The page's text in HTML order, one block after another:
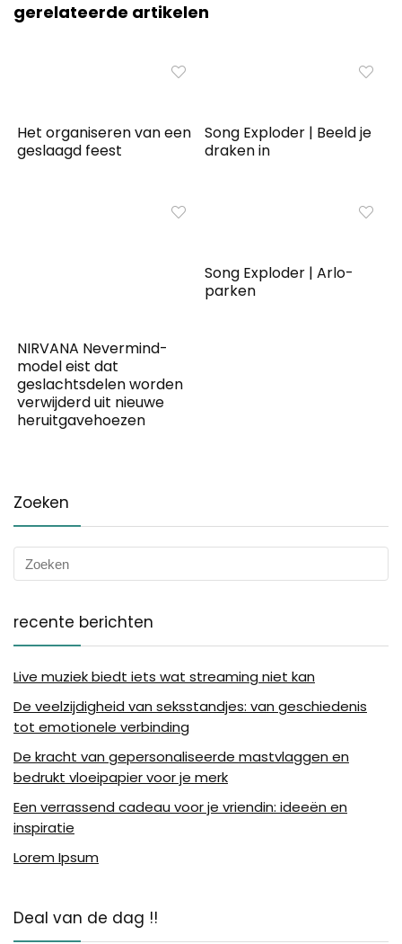
gerelateerde artikelen
Het organiseren van een
geslaagd feest
Song Exploder | Beeld je
draken in
NIRVANA Nevermind-
model eist dat
geslachtsdelen worden
verwijderd uit nieuwe
heruitgavehoezen
Song Exploder | Arlo-
parken
Zoeken
recente berichten
Live muziek biedt iets wat streaming niet kan
De veelzijdigheid van seksstandjes: van geschiedenis
tot emotionele verbinding
De kracht van gepersonaliseerde mastvlaggen en
bedrukt vloeipapier voor je merk
Een verrassend cadeau voor je vriendin: ideeën en
inspiratie
Lorem Ipsum
Deal van de dag !!